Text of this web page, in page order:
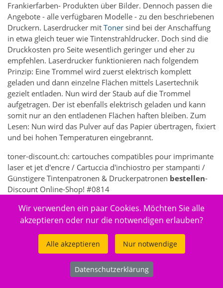
Frankierfarben- Produkten über Bilder. Dennoch passen die
Angebote - alle verfügbaren Modelle - zu den beschriebenen
Druckern. Laserdrucker mit Toner sind bei der Anschaffung
in etwa gleich teuer wie Tintenstrahldrucker. Doch sind die
Druckkosten pro Seite wesentlich geringer und eher zu
empfehlen. Laserdrucker funktionieren nach folgendem
Prinzip: Eine Trommel wird zuerst elektrisch komplett
geladen und dann einzelne Flächen mittels Lasertechnik
gezielt entladen. Nun wird der Staub auf die Trommel
aufgetragen. Der ist ebenfalls elektrisch geladen und kann
somit nur an den entladenen Flächen haften bleiben. Zum
Lesen: Nun wird das Pulver auf das Papier übertragen, fixiert
und bei hohen Temperaturen eingebrannt.
toner-discount.ch: cartouches compatibles pour imprimante
laser et jet d'encre / Cartuccia d'inchiostro per stampanti /
Günstigere Tintenpatronen & Druckerpatronen bestellen-
Discount Online-Shop! #0814
7362 - Elektronik > Drucken, Kopieren, Scannen & Faxen >
Zubehör Drucker, Kopierer & Faxgeräte > Drucker-
© 2026toner-discount.ch
Wir verwenden ein paar Cookies. Möchten Sie alle
akzeptieren oder nur die notwendigen erlauben?
Alle akzeptieren Nur notwendige
Datenschutzerklärung